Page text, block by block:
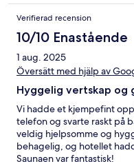
Verifierad recension
10/10 Enastående
1 aug. 2025
Översätt med hjälp av
Hyggelig vertskap og
Vi hadde et kjempefint
telefon og svarte raskt på
veldig hjelpsomme og
behagelig, og hotellet
Saunaen var fantastisk!